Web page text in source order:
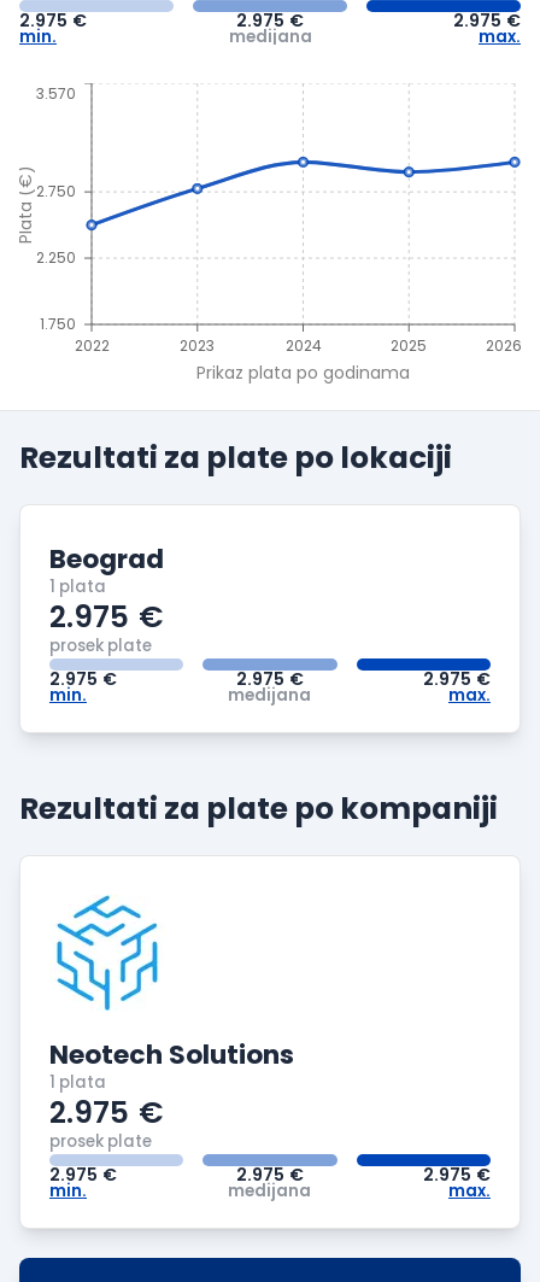
2.975 €
min.
2.975 €
medijana
2.975 €
max.
2022 2023 2024 2025 2026
Prikaz plata po godinama
1.750
2.250
2.750
3.570
Plata (€)
Rezultati za plate po lokaciji
Beograd
1 plata
2.975 €
prosek plate
2.975 €
min.
2.975 €
medijana
2.975 €
max.
Rezultati za plate po kompaniji
Neotech Solutions
1 plata
2.975 €
prosek plate
2.975 €
min.
2.975 €
medijana
2.975 €
max.